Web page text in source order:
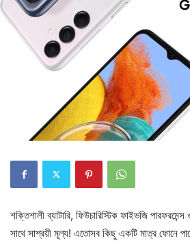
শক্তিশালী ব্যাটারি, ফিউচারিস্টিক ফাইভজি পারফরমেন্স
সাথে সাশ্রয়ী মূল্য! এতোসব কিছু একটি মাত্র ফোনে